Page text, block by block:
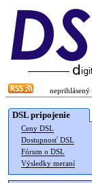
neprihlásený
DSL pripojenie
Ceny DSL
Dostupnosť DSL
Fórum o DSL
Výsledky meraní